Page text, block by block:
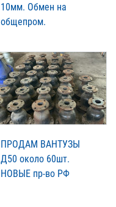
10мм. Обмен на
общепром.
ПРОДАМ ВАНТУЗЫ
Д50 около 60шт.
НОВЫЕ пр-во РФ